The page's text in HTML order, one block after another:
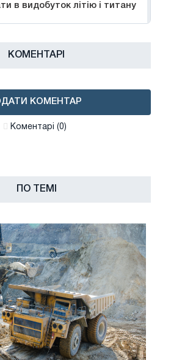
в видобуток літію і титану
КОМЕНТАРІ
КОМЕНТАР
Коментарі (0)
ПО ТЕМІ